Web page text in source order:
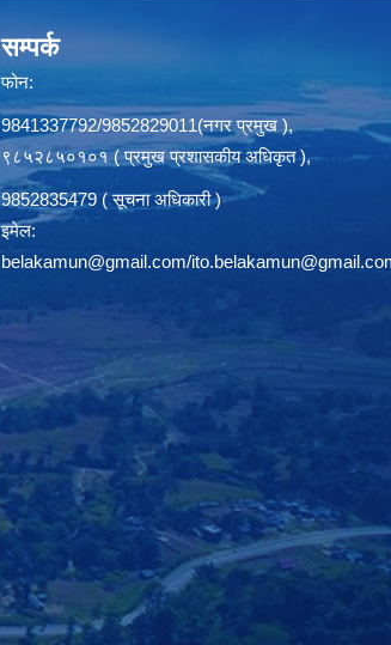
सम्पर्क
फोन:
9841337792/9852829011(नगर प्रमुख ),
९८५२८५०१०१ ( प्रमुख प्रशासकीय अधिकृत ),
9852835479 ( सूचना अधिकारी )
इमेल:
belakamun@gmail.com/